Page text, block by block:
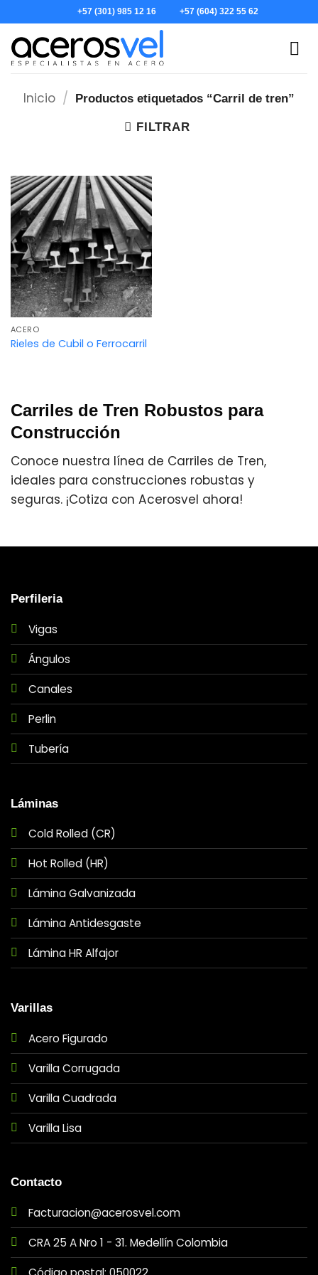
to
content
+57 (301) 985 12 16 +57 (604) 322 55 62
Inicio / Productos etiquetados “Carril de tren”
FILTRAR
ACERO
Rieles de Cubil o Ferrocarril
Carriles de Tren Robustos para
Construcción
Conoce nuestra línea de Carriles de Tren,
ideales para construcciones robustas y
seguras. ¡Cotiza con Acerosvel ahora!
Perfileria
Vigas
Ángulos
Canales
Perlin
Tubería
Láminas
Cold Rolled (CR)
Hot Rolled (HR)
Lámina Galvanizada
Lámina Antidesgaste
Lámina HR Alfajor
Varillas
Acero Figurado
Varilla Corrugada
Varilla Cuadrada
Varilla Lisa
Contacto
Facturacion@acerosvel.com
CRA 25 A Nro 1 - 31. Medellín Colombia